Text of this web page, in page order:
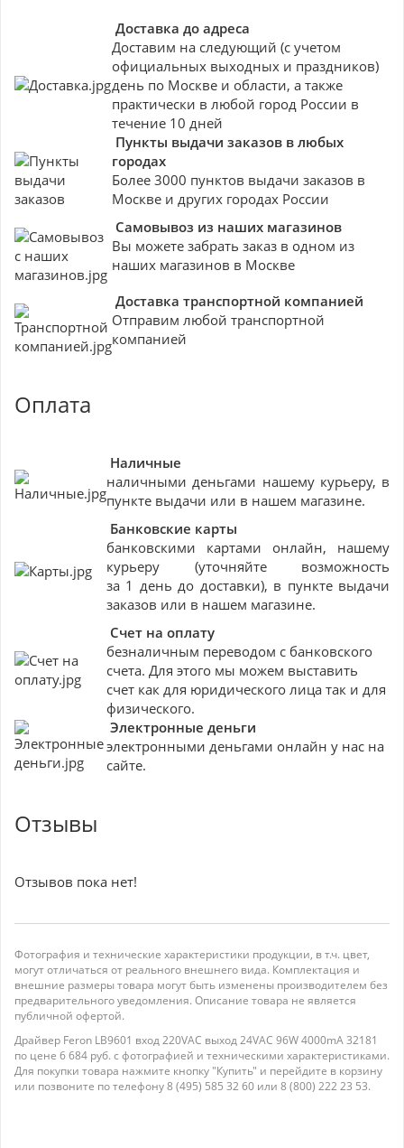
Доставка до адреса
Доставим на следующий (с учетом
официальных выходных и праздников)
день по Москве и области, а также
практически в любой город России в
течение 10 дней
Пункты выдачи заказов в любых
городах
Более 3000 пунктов выдачи заказов в
Москве и других городах России
Самовывоз из наших магазинов
Вы можете забрать заказ в одном из
наших магазинов в Москве
Доставка транспортной компанией
Отправим любой транспортной
компанией
Оплата
Наличные
наличными деньгами нашему курьеру, в
пункте выдачи или в нашем магазине.
Банковские карты
банковскими картами онлайн, нашему
курьеру (уточняйте возможность
за 1 день до доставки), в пункте выдачи
заказов или в нашем магазине.
Счет на оплату
безналичным переводом с банковского
счета. Для этого мы можем выставить
счет как для юридического лица так и для
физического.
Электронные деньги
электронными деньгами онлайн у нас на
сайте.
Отзывы
Отзывов пока нет!
Фотография и технические характеристики продукции, в т.ч. цвет,
могут отличаться от реального внешнего вида. Комплектация и
внешние размеры товара могут быть изменены производителем без
предварительного уведомления. Описание товара не является
публичной офертой.
Драйвер Feron LB9601 вход 220VAC выход 24VAC 96W 4000mA 32181
по цене 6 684 руб. с фотографией и техническими характеристиками.
Для покупки товара нажмите кнопку "Купить" и перейдите в корзину
или позвоните по телефону 8 (495) 585 32 60 или 8 (800) 222 23 53.